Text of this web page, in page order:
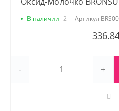
В наличии 2 Артикул
- +